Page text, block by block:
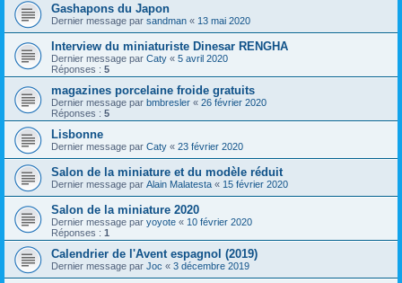
Gashapons du Japon
Dernier message par sandman « 13 mai 2020
Interview du miniaturiste Dinesar RENGHA
Dernier message par Caty « 5 avril 2020
Réponses : 5
magazines porcelaine froide gratuits
Dernier message par bmbresler « 26 février 2020
Réponses : 5
Lisbonne
Dernier message par Caty « 23 février 2020
Salon de la miniature et du modèle réduit
Dernier message par Alain Malatesta « 15 février 2020
Salon de la miniature 2020
Dernier message par yoyote « 10 février 2020
Réponses : 1
Calendrier de l'Avent espagnol (2019)
Dernier message par Joc « 3 décembre 2019